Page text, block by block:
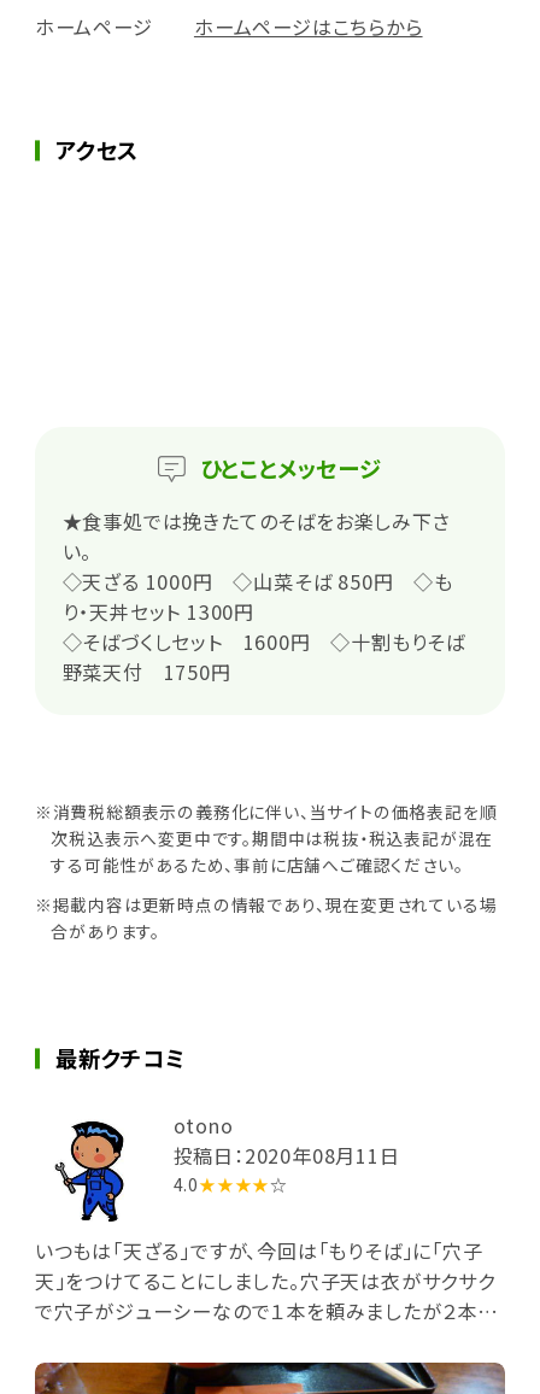
ホームページ ホームページはこちらから
アクセス
ひとことメッセージ
★食事処では挽きたてのそばをお楽しみ下さ
い。
◇天ざる 1000円 ◇山菜そば 850円 ◇も
り・天丼セット 1300円
◇そばづくしセット 1600円 ◇十割もりそば
野菜天付 1750円
※消費税総額表示の義務化に伴い、当サイトの価格表記を順
次税込表示へ変更中です。期間中は税抜・税込表記が混在
する可能性があるため、事前に店舗へご確認ください。
※掲載内容は更新時点の情報であり、現在変更されている場
合があります。
最新クチコミ
otono
投稿日：2020年08月11日
4.0★★★★☆
いつもは「天ざる」ですが、今回は「もりそば」に「穴子
天」をつけてることにしました。穴子天は衣がサクサク
で穴子がジューシーなので１本を頼みましたが２本で
もよくおいしかったです。店内では、石臼でそばを挽い